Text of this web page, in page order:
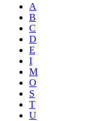
A
B
C
D
E
I
M
O
S
T
U